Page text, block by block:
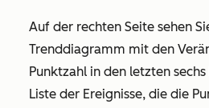
Auf der rechten Seite sehen
Trenddiagramm mit den
Punktzahl in den letzten
Liste der Ereignisse, die die